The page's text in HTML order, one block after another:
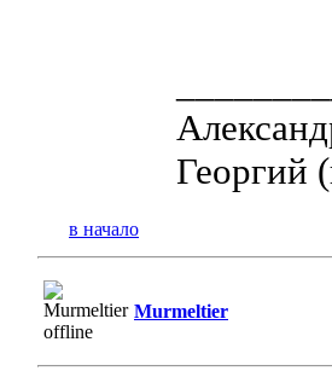
Георгий
в начало
Murmeltier